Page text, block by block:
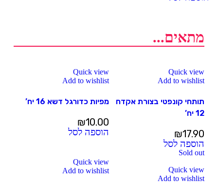
מתאים...
Quick view
Add to wishlist
תותחי קונפטי בצורת אקדח
12 יח’
₪17.90
הוספה לסל
Quick view
Add to wishlist
מפיות כדורגל דשא 16 יח’
₪10.00
הוספה לסל
Sold out
Quick view
Add to wishlist
Quick view
Add to wishlist